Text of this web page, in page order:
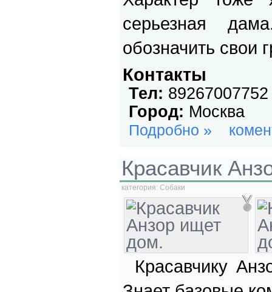
серьезная
обозначить
Контакты
Тел: 89267007752
Город: Москва
Подробно »
Красавчик
категория: Собаки
Красавчику